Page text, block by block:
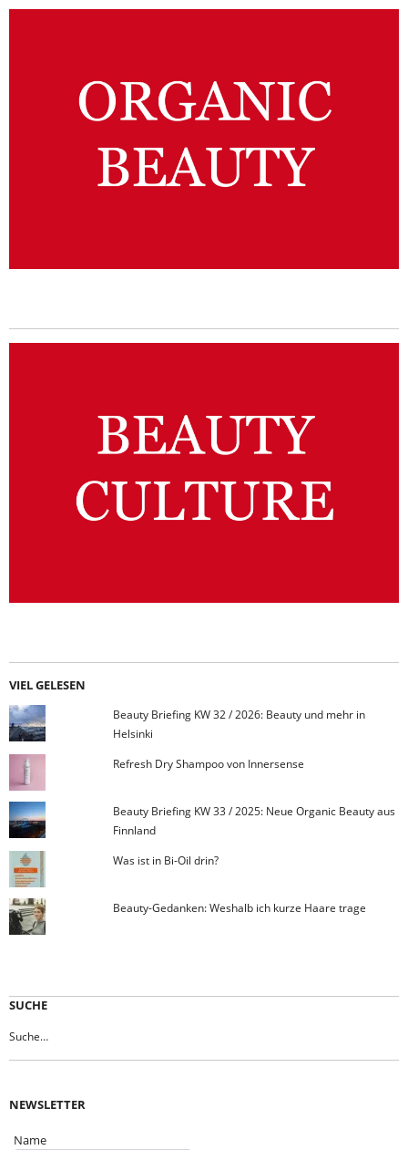
VIEL GELESEN
Beauty Briefing KW 32 / 2026: Beauty und mehr in
Helsinki
Refresh Dry Shampoo von Innersense
Beauty Briefing KW 33 / 2025: Neue Organic Beauty aus
Finnland
Was ist in Bi-Oil drin?
Beauty-Gedanken: Weshalb ich kurze Haare trage
SUCHE
NEWSLETTER
Name